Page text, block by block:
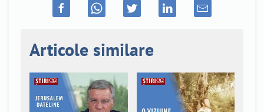
Articole similare